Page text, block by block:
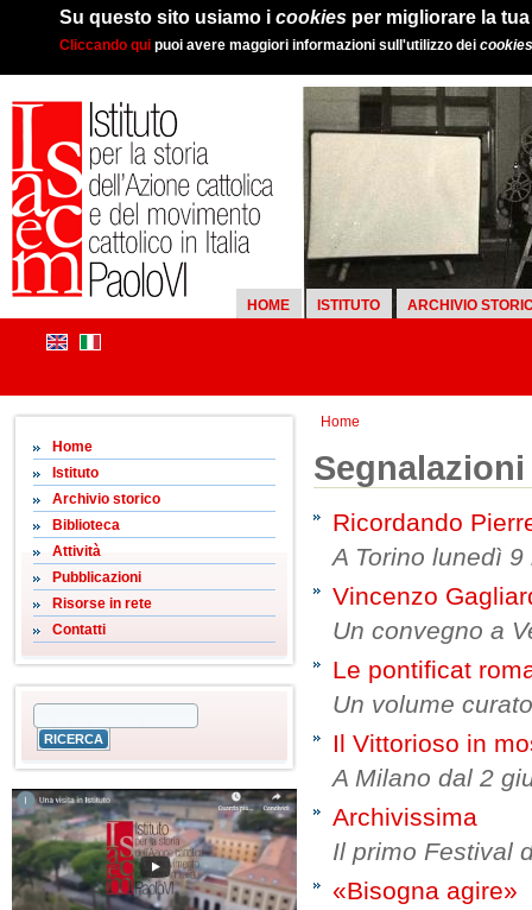
Su questo sito usiamo i cookies per migliorare la
Cliccando qui puoi avere maggiori informazioni sull'utilizzo dei cookies
HOME ISTITUTO ARCHIVIO
Home
Home
Istituto
Archivio storico
Biblioteca
Attività
Pubblicazioni
Risorse in rete
Contatti
Segnalazioni
Ricordando
A Torino lunedì 9
Vincenzo
Un convegno a
Le pontificat
Un volume
Il Vittorioso in
A Milano dal 2
Archivissima
Il primo Festival
«Bisogna agire»